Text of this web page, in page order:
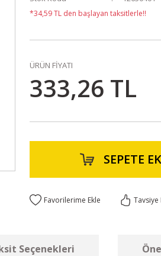
*34,59 TL den başlayan taksitlerle!!
ÜRÜN FİYATI
333,26 TL
SEPETE
Tavsiye
Seçenekleri